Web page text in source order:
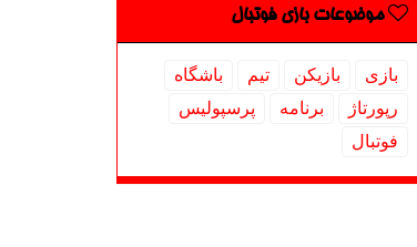
موضوعات بازی فوتبال
بازی بازیكن تیم
باشگاه
رپورتاژ
برنامه
پرسپولیس
فوتبال